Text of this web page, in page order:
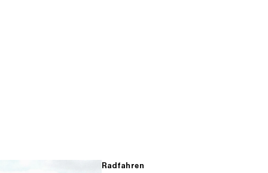
Radfahren